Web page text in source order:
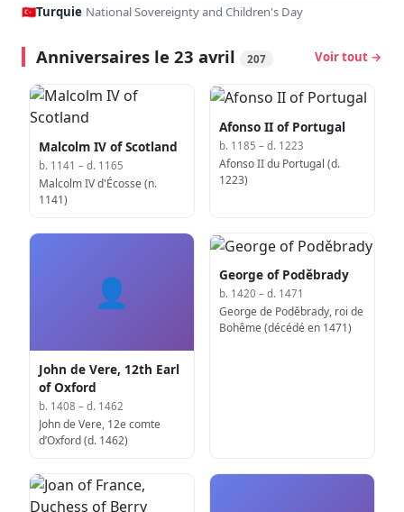
🇹🇷Turquie·National Sovereignty and Children's Day
Anniversaires le 23 avril 207 Voir tout →
Malcolm IV of Scotland
b. 1141 – d. 1165
Malcolm IV d'Écosse (n.
1141)
Afonso II of Portugal
b. 1185 – d. 1223
Afonso II du Portugal (d.
1223)
👤
John de Vere, 12th Earl
of Oxford
b. 1408 – d. 1462
John de Vere, 12e comte
d’Oxford (d. 1462)
George of Poděbrady
b. 1420 – d. 1471
George de Poděbrady, roi de
Bohême (décédé en 1471)